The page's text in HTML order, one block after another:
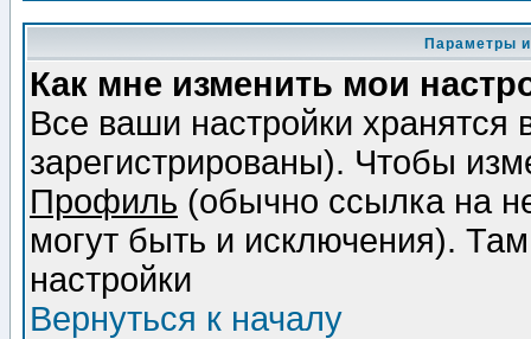
Параметры
Как мне изменить мои
Все ваши настройки
зарегистрированы). Чтобы
Профиль (обычно ссылка на
могут быть и исключения).
настройки
Вернуться к началу